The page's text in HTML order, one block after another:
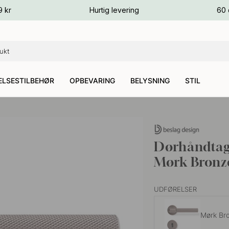
kr Hurtig levering 60
OPBEVARING BELYSNING STIL
Mørk
UDFØRELSER
Mørk